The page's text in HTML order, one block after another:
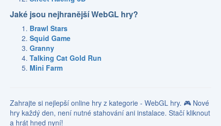
Jaké jsou nejhranější WebGL hry?
Brawl Stars
Squid Game
Granny
Talking Cat Gold Run
Mini Farm
Zahrajte si nejlepší online hry z kategorie - WebGL hry. 🎮 Nové
hry každý den, není nutné stahování ani instalace. Stačí kliknout
a hrát hned nyní!